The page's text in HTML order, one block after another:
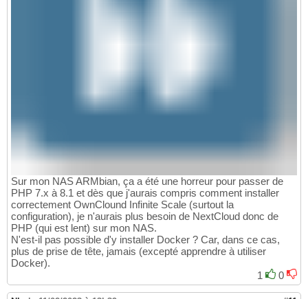
Sur mon NAS ARMbian, ça a été une horreur pour passer de
PHP 7.x à 8.1 et dès que j'aurais compris comment installer
correctement OwnClound Infinite Scale (surtout la
configuration), je n'aurais plus besoin de NextCloud donc de
PHP (qui est lent) sur mon NAS.
N'est-il pas possible d'y installer Docker ? Car, dans ce cas,
plus de prise de tête, jamais (excepté apprendre à utiliser
Docker).
1
0